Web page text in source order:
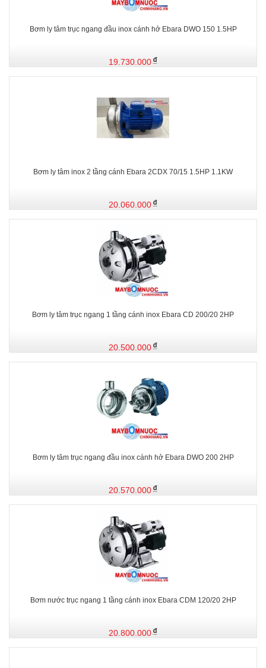
Bơm ly tâm trục ngang đầu inox cánh hở Ebara DWO 150 1.5HP
19.730.000
Bơm ly tâm inox 2 tầng cánh Ebara 2CDX 70/15 1.5HP 1.1KW
20.060.000
Bơm ly tâm trục ngang 1 tầng cánh inox Ebara CD 200/20 2HP
20.500.000
Bơm ly tâm trục ngang đầu inox cánh hở Ebara DWO 200 2HP
20.570.000
Bơm nước trục ngang 1 tầng cánh inox Ebara CDM 120/20 2HP
20.800.000